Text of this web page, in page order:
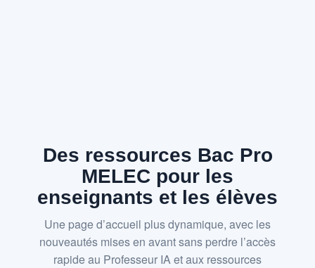
Des ressources Bac Pro
MELEC pour les
enseignants et les élèves
Une page d’accueil plus dynamique, avec les
nouveautés mises en avant sans perdre l’accès
rapide au Professeur IA et aux ressources